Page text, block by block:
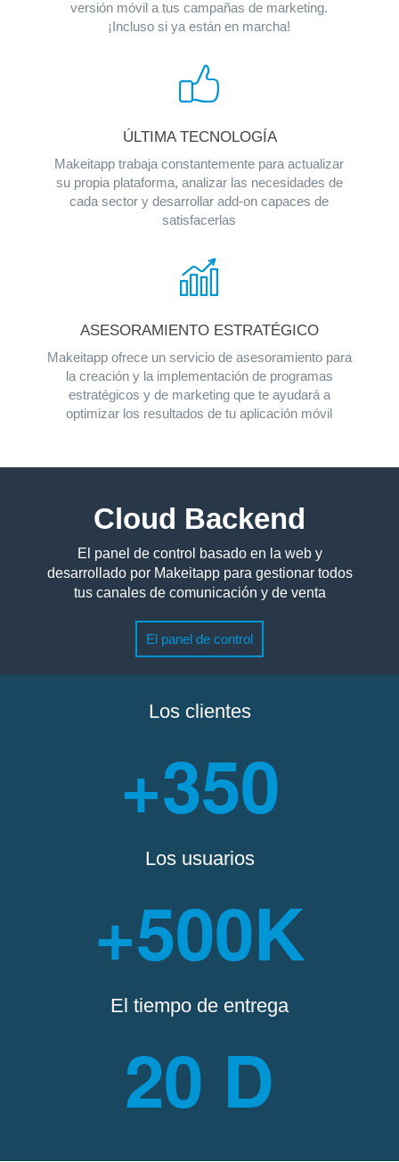
versión móvil a tus campañas de marketing.
¡Incluso si ya están en marcha!
ÚLTIMA TECNOLOGÍA
Makeitapp trabaja constantemente para actualizar
su propia plataforma, analizar las necesidades de
cada sector y desarrollar add-on capaces de
satisfacerlas
ASESORAMIENTO ESTRATÉGICO
Makeitapp ofrece un servicio de asesoramiento para
la creación y la implementación de programas
estratégicos y de marketing que te ayudará a
optimizar los resultados de tu aplicación móvil
Cloud Backend
El panel de control basado en la web y
desarrollado por Makeitapp para gestionar todos
tus canales de comunicación y de venta
El panel de control
Los clientes
+350
Los usuarios
+500K
El tiempo de entrega
20 D